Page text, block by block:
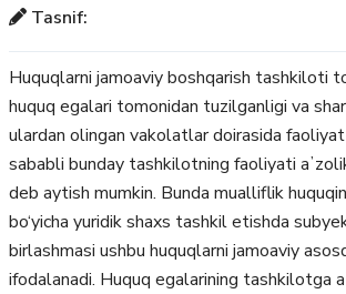
Tasnif:
Huquqlarni jamoaviy boshqarish tashkiloti
huquq egalari tomonidan tuzilganligi va
ulardan olingan vakolatlar doirasida
sababli bunday tashkilotning faoliyati
deb aytish mumkin. Bunda mualliflik
bo‘yicha yuridik shaxs tashkil etishda
birlashmasi ushbu huquqlarni jamoaviy
ifodalanadi. Huquq egalarining tashkilotga